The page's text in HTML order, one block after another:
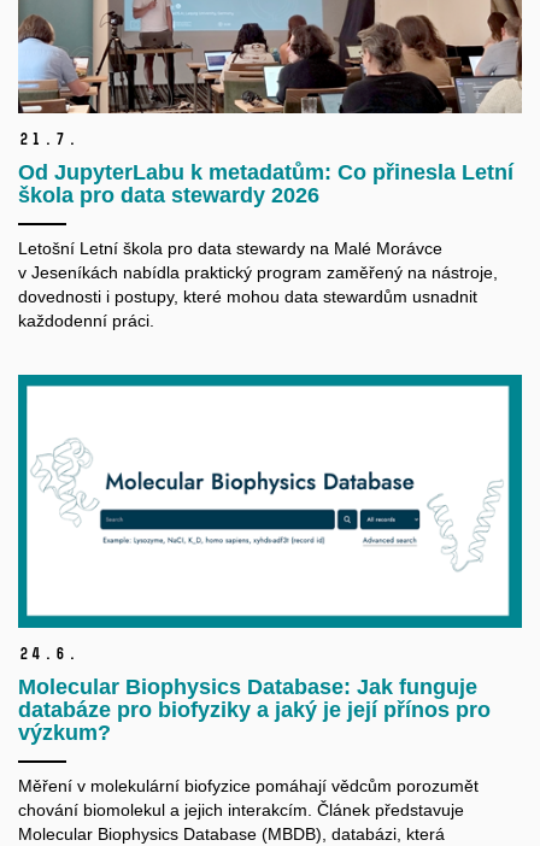
21. 7.
Od JupyterLabu k metadatům: Co přinesla Letní
škola pro data stewardy 2026
Letošní Letní škola pro data stewardy na Malé Morávce
v Jeseníkách nabídla praktický program zaměřený na nástroje,
dovednosti i postupy, které mohou data stewardům usnadnit
každodenní práci.
24. 6.
Molecular Biophysics Database: Jak funguje
databáze pro biofyziky a jaký je její přínos pro
výzkum?
Měření v molekulární biofyzice pomáhají vědcům porozumět
chování biomolekul a jejich interakcím. Článek představuje
Molecular Biophysics Database (MBDB), databázi, která